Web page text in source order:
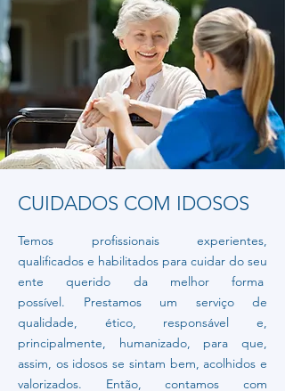
CUIDADOS COM IDOSOS
Temos profissionais experientes,
qualificados e habilitados para cuidar do seu
ente querido da melhor forma
possível. Prestamos um serviço de
qualidade, ético, responsável e,
principalmente, humanizado, para que,
assim, os idosos se sintam bem, acolhidos e
valorizados. Então, contamos com